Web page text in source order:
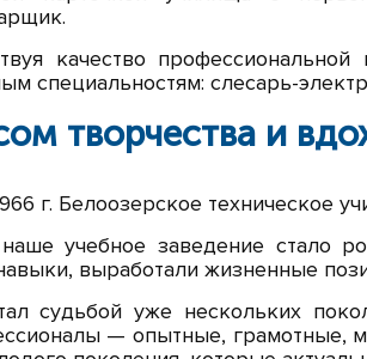
качество
специальностям: слесарь-
творчества и
г. Белоозерское техническое
учебное заведение стало
выработали жизненные
судьбой уже нескольких
— опытные, грамотные,